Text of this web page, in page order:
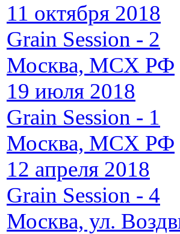
11 октября 2018
Grain Session - 2
Москва, МСХ РФ
19 июля 2018
Grain Session - 1
Москва, МСХ РФ
12 апреля 2018
Grain Session - 4
Москва, ул.